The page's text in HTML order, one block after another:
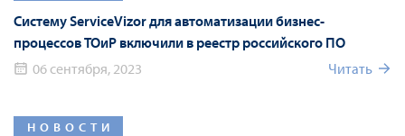
Систему ServiceVizor для автоматизации бизнес-
процессов ТОиР включили в реестр российского ПО
06 сентября, 2023
Читать
НОВОСТИ